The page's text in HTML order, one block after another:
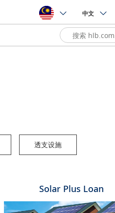
中文
透支设施
Solar Plus Loan